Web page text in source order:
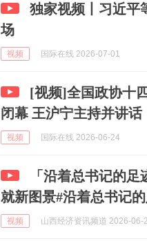
独家视频丨习近平
场
视频 国际在线 2026-07-01
[视频]全国政协十
闭幕 王沪宁主持并讲话
视频 国际在线 2026-06-24
「沿着总书记的
就新图景#沿着总书记
视频 山西经济资讯频道 2026-06-